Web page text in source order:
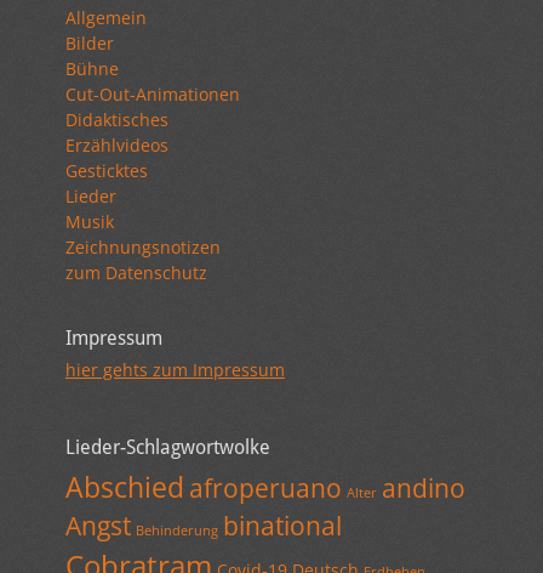
Allgemein
Bilder
Bühne
Cut-Out-Animationen
Didaktisches
Erzählvideos
Gesticktes
Lieder
Musik
Zeichnungsnotizen
zum Datenschutz
Impressum
hier gehts zum Impressum
Lieder-Schlagwortwolke
Abschied afroperuano Alter andino
Angst Behinderung binational